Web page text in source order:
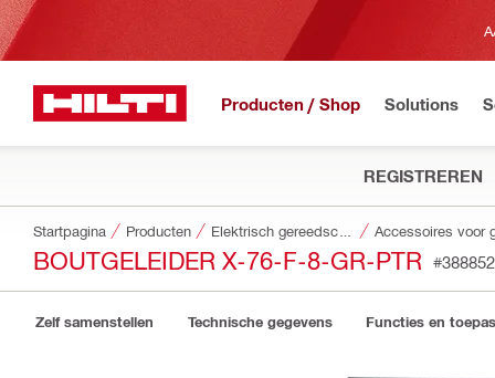
Producten / Shop Solutions
REGISTREREN
Startpagina Producten
BOUTGELEIDER X-76-F-8-GR-PTR #388852
Zelf samenstellen Technische gegevens Functies en